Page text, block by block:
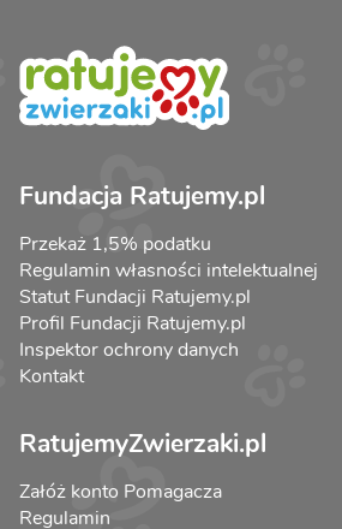
Fundacja Ratujemy.pl
Przekaż 1,5% podatku
Regulamin własności intelektualnej
Statut Fundacji Ratujemy.pl
Profil Fundacji Ratujemy.pl
Inspektor ochrony danych
Kontakt
RatujemyZwierzaki.pl
Załóż konto Pomagacza
Regulamin